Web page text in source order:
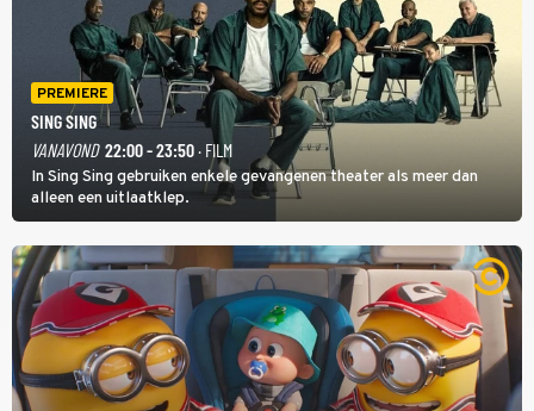
PREMIERE
SING SING
VANAVOND 22:00 - 23:50· FILM
In Sing Sing gebruiken enkele gevangenen theater als meer dan
alleen een uitlaatklep.